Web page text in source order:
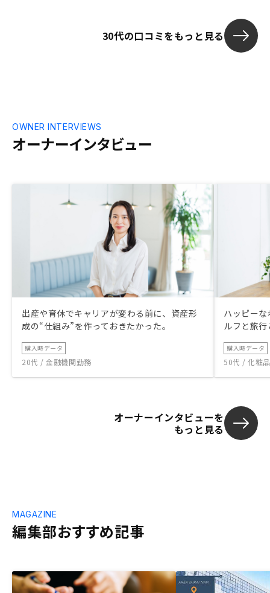
物件のオーナーになるとかもあると良いで
30代の口コミをもっと見る
オーナーインタビュー
OWNER INTERVIEWS
出産や育休でキャリアが変わる前に、資産形
成の“仕組み”を作っておきたかった。
購入時データ
20代 / 金融機関勤務
ハッピー
ルフと旅
購入時データ
50代 / 化粧
オーナーインタビューを
もっと見る
編集部おすすめ記事
MAGAZINE